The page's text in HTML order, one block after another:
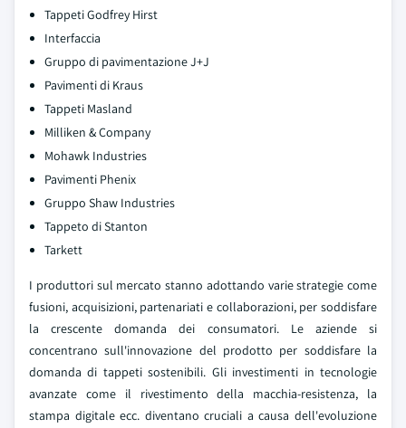
Tappeti Godfrey Hirst
Interfaccia
Gruppo di pavimentazione J+J
Pavimenti di Kraus
Tappeti Masland
Milliken & Company
Mohawk Industries
Pavimenti Phenix
Gruppo Shaw Industries
Tappeto di Stanton
Tarkett
I produttori sul mercato stanno adottando varie strategie come
fusioni, acquisizioni, partenariati e collaborazioni, per soddisfare
la crescente domanda dei consumatori. Le aziende si
concentrano sull'innovazione del prodotto per soddisfare la
domanda di tappeti sostenibili. Gli investimenti in tecnologie
avanzate come il rivestimento della macchia-resistenza, la
stampa digitale ecc. diventano cruciali a causa dell'evoluzione